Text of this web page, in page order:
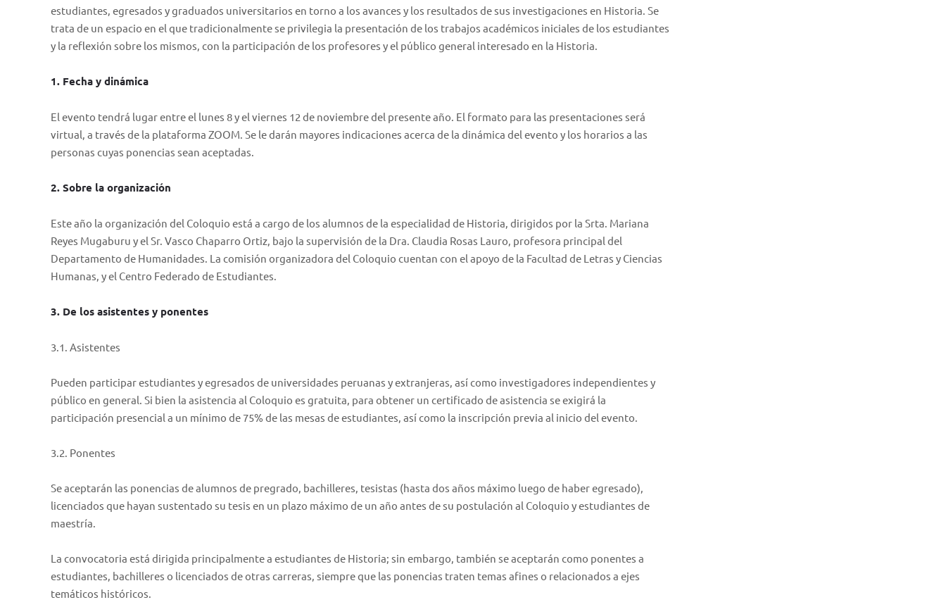
estudiantes, egresados y graduados universitarios en torno a los avances y los resultados de sus investigaciones en Historia. Se
trata de un espacio en el que tradicionalmente se privilegia la presentación de los trabajos académicos iniciales de los estudiantes
y la reflexión sobre los mismos, con la participación de los profesores y el público general interesado en la Historia.
1. Fecha y dinámica
El evento tendrá lugar entre el lunes 8 y el viernes 12 de noviembre del presente año. El formato para las presentaciones será
virtual, a través de la plataforma ZOOM. Se le darán mayores indicaciones acerca de la dinámica del evento y los horarios a las
personas cuyas ponencias sean aceptadas.
2. Sobre la organización
Este año la organización del Coloquio está a cargo de los alumnos de la especialidad de Historia, dirigidos por la Srta. Mariana
Reyes Mugaburu y el Sr. Vasco Chaparro Ortiz, bajo la supervisión de la Dra. Claudia Rosas Lauro, profesora principal del
Departamento de Humanidades. La comisión organizadora del Coloquio cuentan con el apoyo de la Facultad de Letras y Ciencias
Humanas, y el Centro Federado de Estudiantes.
3. De los asistentes y ponentes
3.1. Asistentes
Pueden participar estudiantes y egresados de universidades peruanas y extranjeras, así como investigadores independientes y
público en general. Si bien la asistencia al Coloquio es gratuita, para obtener un certificado de asistencia se exigirá la
participación presencial a un mínimo de 75% de las mesas de estudiantes, así como la inscripción previa al inicio del evento.
3.2. Ponentes
Se aceptarán las ponencias de alumnos de pregrado, bachilleres, tesistas (hasta dos años máximo luego de haber egresado),
licenciados que hayan sustentado su tesis en un plazo máximo de un año antes de su postulación al Coloquio y estudiantes de
maestría.
La convocatoria está dirigida principalmente a estudiantes de Historia; sin embargo, también se aceptarán como ponentes a
estudiantes, bachilleres o licenciados de otras carreras, siempre que las ponencias traten temas afines o relacionados a ejes
temáticos históricos.